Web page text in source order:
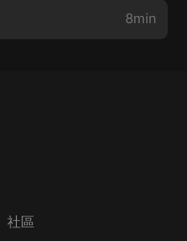
8min
社區